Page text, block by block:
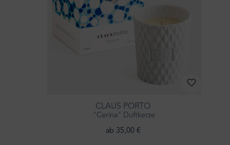
CLAUS PORTO
"Cerina" Duftkerze
ab 35,00 €